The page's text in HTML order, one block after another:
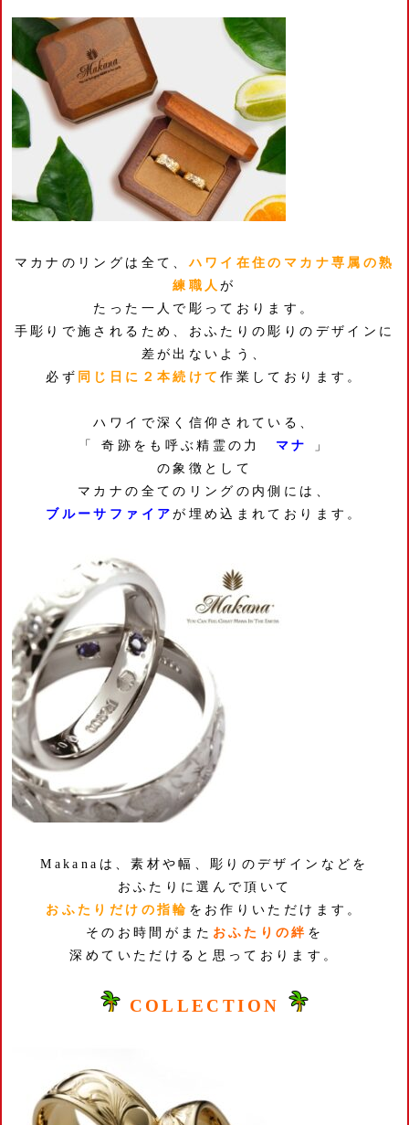
マカナのリングは全て、ハワイ在住のマカナ専属の熟
練職人が
たった一人で彫っております。
手彫りで施されるため、おふたりの彫りのデザインに
差が出ないよう、
必ず 同じ日に２本続けて作業しております。
ハワイで深く信仰されている、
「 奇跡をも呼ぶ精霊の力 マナ
」
の象徴として
マカナの全てのリングの内側には、
ブルーサファイアが埋め込まれております。
Makanaは、素材や幅、彫りのデザインなどを
おふたり に選んで頂いて
おふたりだけの指輪 をお作りいただけます。
そのお時間がまた おふたりの絆 を
深めていただけると思っております。
COLLECTION